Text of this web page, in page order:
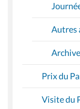
Autres
Prix du
Visite du